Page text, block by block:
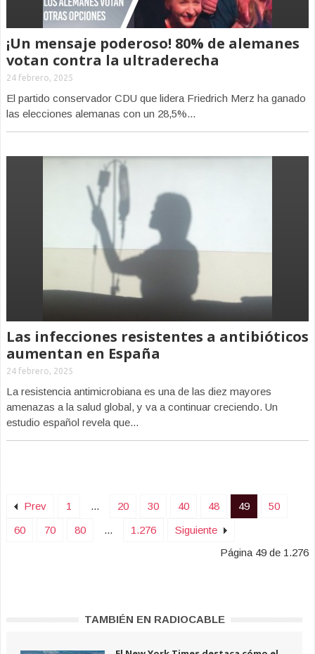
¡Un mensaje poderoso! 80% de alemanes
votan contra la ultraderecha
24 febrero, 2025
El partido conservador CDU que lidera Friedrich Merz ha ganado
las elecciones alemanas con un 28,5%...
Las infecciones resistentes a antibióticos
aumentan en España
24 febrero, 2025
La resistencia antimicrobiana es una de las diez mayores
amenazas a la salud global, y va a continuar creciendo. Un
estudio español revela que...
Prev 1 ... 20 30 40 48 49
50
60
70 80 ... 1.276
Siguiente
Página 49 de 1.276
TAMBIÉN EN RADIOCABLE